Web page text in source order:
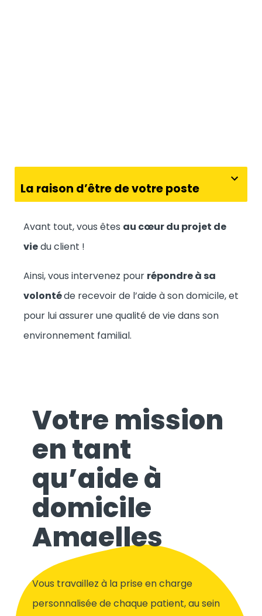
La raison d’être de votre poste
Avant tout, vous êtes au cœur du projet de
viedu client !
Ainsi, vous intervenez pour répondre à sa
volontéde recevoir de l’aide à son domicile, et
pour lui assurer une qualité de vie dans son
environnement familial.
Votre mission
en tant
qu’aide à
domicile
Amaelles
Vous travaillez à la prise en charge
personnalisée de chaque patient, au sein